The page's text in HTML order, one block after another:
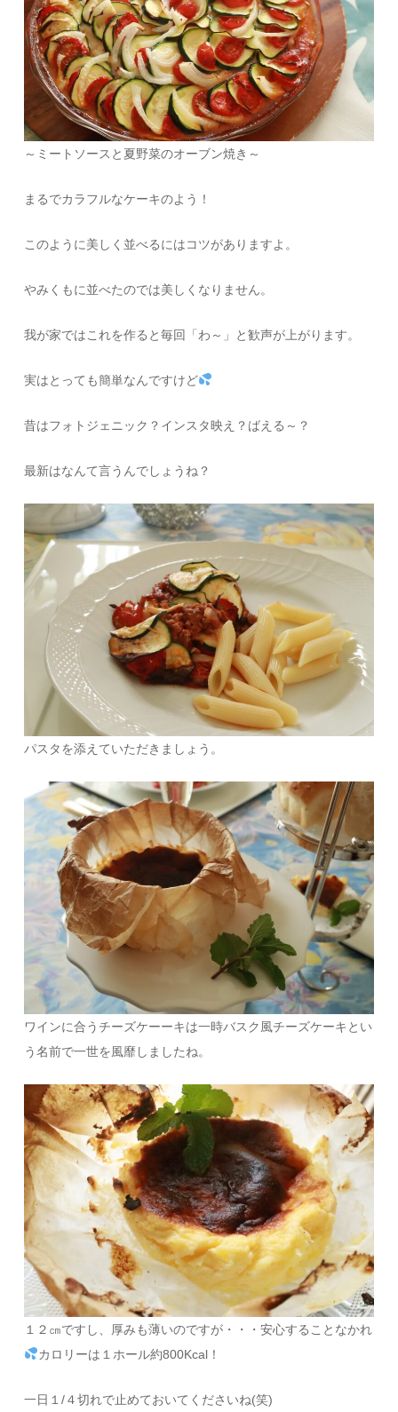
～ミートソースと夏野菜のオーブン焼き～
まるでカラフルなケーキのよう！
このように美しく並べるにはコツがありますよ。
やみくもに並べたのでは美しくなりません。
我が家ではこれを作ると毎回「わ～」と歓声が上がります。
実はとっても簡単なんですけど
昔はフォトジェニック？インスタ映え？ばえる～？
最新はなんて言うんでしょうね？
パスタを添えていただきましょう。
ワインに合うチーズケーーキは一時バスク風チーズケーキとい
う名前で一世を風靡しましたね。
１２㎝ですし、厚みも薄いのですが・・・安心することなかれ
カロリーは１ホール約800Kcal！
一日１/４切れで止めておいてくださいね(笑)